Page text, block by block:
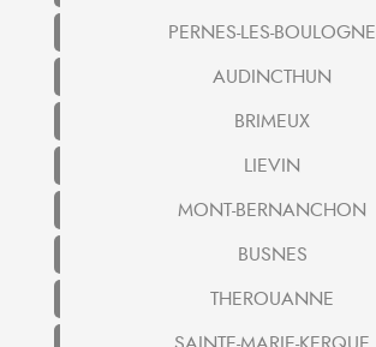
PERNES-LES-BOULOGNE
AUDINCTHUN
BRIMEUX
LIEVIN
MONT-BERNANCHON
BUSNES
THEROUANNE